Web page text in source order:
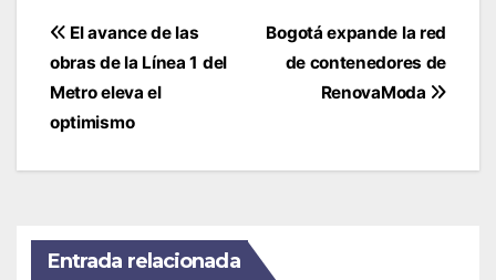
Navegación
de
entradas
Bogotá expande la red
de contenedores de
RenovaModa
El avance de las
obras de la Línea 1 del
Metro eleva el
optimismo
Entrada relacionada